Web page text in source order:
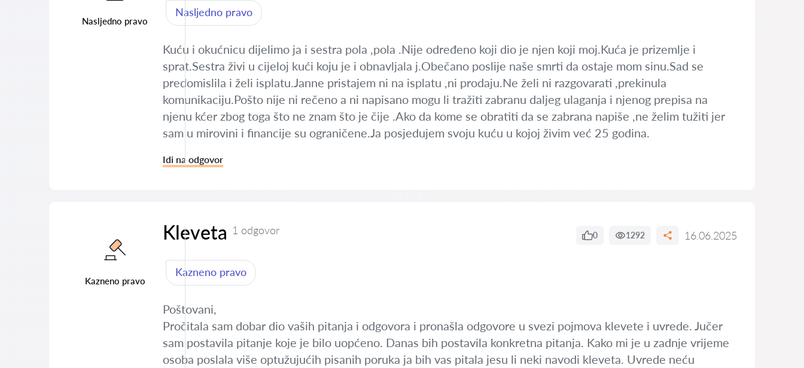
Nasljedno pravo
Nasljedno pravo
Kuću i okućnicu dijelimo ja i sestra pola ,pola .Nije određeno koji dio je njen koji moj.Kuća je prizemlje i
sprat.Sestra živi u cijeloj kući koju je i obnavljala j.Obečano poslije naše smrti da ostaje mom sinu.Sad se
predomislila i želi isplatu.Janne pristajem ni na isplatu ,ni prodaju.Ne želi ni razgovarati ,prekinula
komunikaciju.Pošto nije ni rečeno a ni napisano mogu li tražiti zabranu daljeg ulaganja i njenog prepisa na
njenu kćer zbog toga što ne znam što je čije .Ako da kome se obratiti da se zabrana napiše ,ne želim tužiti jer
sam u mirovini i financije su ograničene.Ja posjedujem svoju kuću u kojoj živim već 25 godina.
Idi na odgovor
Kazneno pravo
Kleveta 1 odgovor 0 1292 16.06.2025
Kazneno pravo
Poštovani,
Pročitala sam dobar dio vaših pitanja i odgovora i pronašla odgovore u svezi pojmova klevete i uvrede. Jučer
sam postavila pitanje koje je bilo uopćeno. Danas bih postavila konkretna pitanja. Kako mi je u zadnje vrijeme
osoba poslala više optužujućih pisanih poruka ja bih vas pitala jesu li neki navodi kleveta. Uvrede neću